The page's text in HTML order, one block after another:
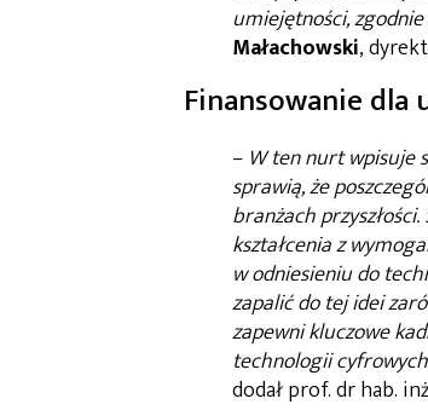
umiejętności,
Małachowski,
Finansowanie
– W ten nurt wpisuje
sprawią, że
branżach
kształcenia z
w odniesieniu do
zapalić do tej idei
zapewni kluczowe
technologii
dodał prof. dr hab.